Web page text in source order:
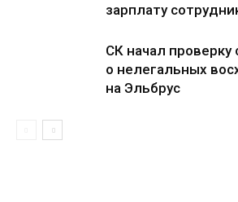
зарплату
СК начал
о нелегальных
на Эльбрус